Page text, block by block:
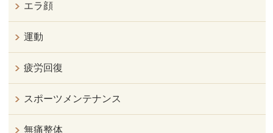
エラ顔
運動
疲労回復
スポーツメンテナンス
無痛整体